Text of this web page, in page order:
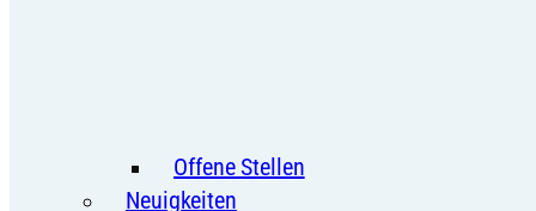
Offene Stellen
Neuigkeiten